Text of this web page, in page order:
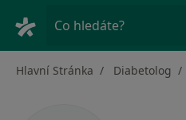
Co hledáte?
Hlavní Stránka Diabetolog